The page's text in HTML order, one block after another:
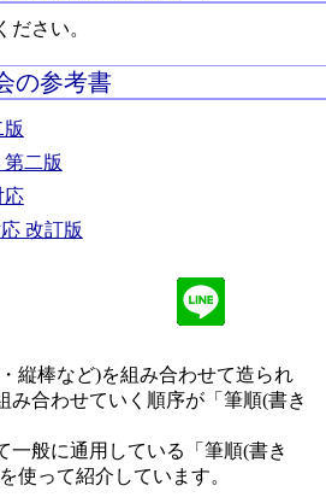
ださい。
の参考書
二版
応
改訂版
縦棒など)を組み合わせて造られ
み合わせていく順序が「筆順(書き
一般に通用している「筆順(書き
使って紹介しています。